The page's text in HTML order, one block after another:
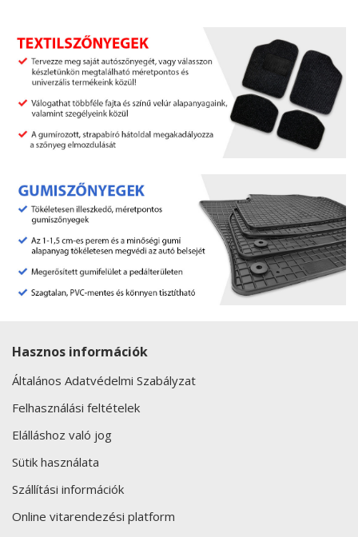
Hasznos információk
Általános Adatvédelmi Szabályzat
Felhasználási feltételek
Elálláshoz való jog
Sütik használata
Szállítási információk
Online vitarendezési platform